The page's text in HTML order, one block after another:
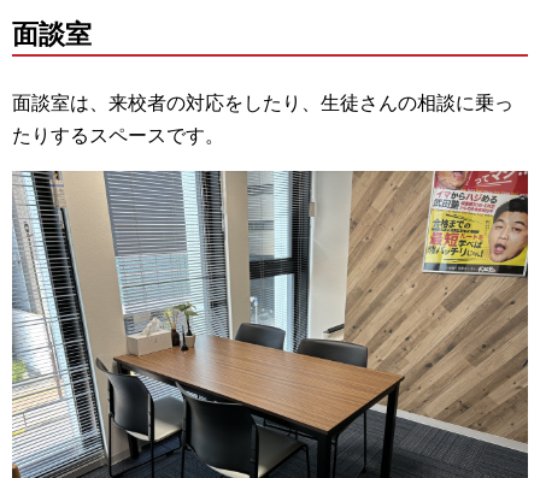
面談室
面談室は、来校者の対応をしたり、生徒さんの相談に乗っ
たりするスペースです。